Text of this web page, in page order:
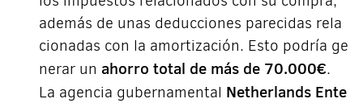
además de unas deducciones parecidas rela
cionadas con la amortización. Esto podría ge
nerar un ahorro total de más de 70.000€.
La agencia gubernamental Netherlands Ente